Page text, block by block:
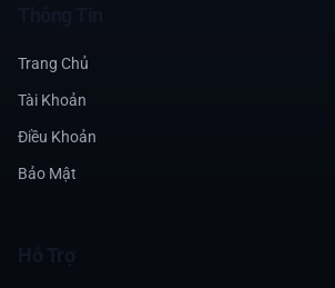
Trang Chủ
Tài Khoản
Điều Khoản
Bảo Mật
Hỗ Trợ